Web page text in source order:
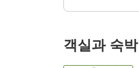
객실과 숙